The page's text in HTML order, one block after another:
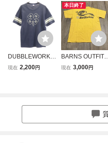
DUBBLEWORKS
ダブルワークス 日
現在 2,200円
本日終了
BARNS OUTFITT
ERS バーンズアウ
現在 3,000円